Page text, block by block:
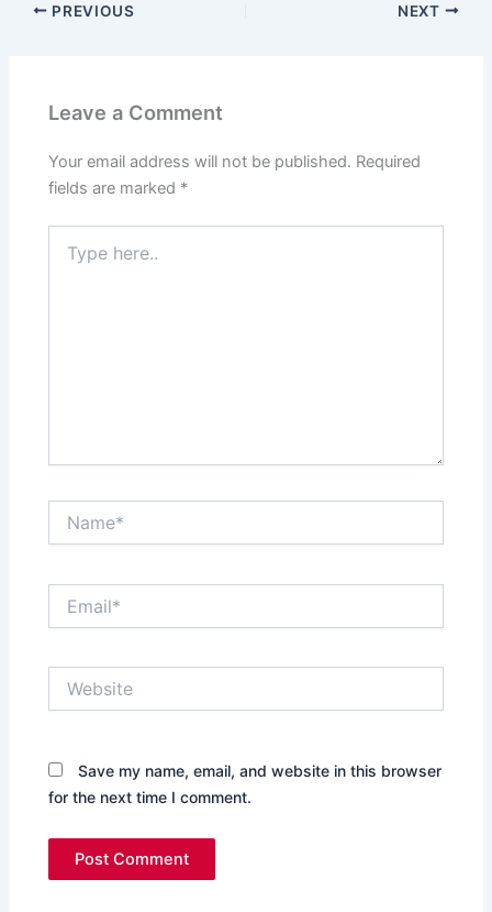
PREVIOUS NEXT
Leave a Comment
Your email address will not be published. Required
fields are marked *
here..
Save my name, email, and website in this browser
for the next time I comment.